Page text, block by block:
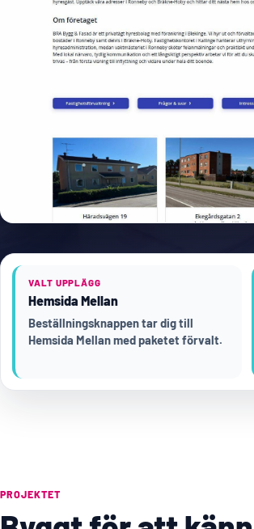
VALT UPPLÄGG
Hemsida Mellan
Beställningsknappen tar dig till
Hemsida Mellan med paketet förvalt.
PROJEKTET